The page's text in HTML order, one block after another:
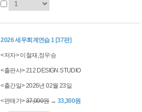
2026 세무회계연습 1 [37판]
<저자> 이철재,정우승
<출판사> 212 DESIGN STUDIO
<출간일> 2026년 02월 23일
<판매가>37,000원→ 33,300원